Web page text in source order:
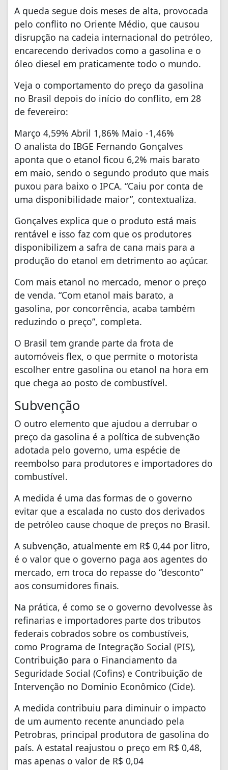
A queda segue dois meses de alta, provocada
pelo conflito no Oriente Médio, que causou
disrupção na cadeia internacional do petróleo,
encarecendo derivados como a gasolina e o
óleo diesel em praticamente todo o mundo.
Veja o comportamento do preço da gasolina
no Brasil depois do início do conflito, em 28
de fevereiro:
Março 4,59% Abril 1,86% Maio -1,46%
O analista do IBGE Fernando Gonçalves
aponta que o etanol ficou 6,2% mais barato
em maio, sendo o segundo produto que mais
puxou para baixo o IPCA. “Caiu por conta de
uma disponibilidade maior”, contextualiza.
Gonçalves explica que o produto está mais
rentável e isso faz com que os produtores
disponibilizem a safra de cana mais para a
produção do etanol em detrimento ao açúcar.
Com mais etanol no mercado, menor o preço
de venda. “Com etanol mais barato, a
gasolina, por concorrência, acaba também
reduzindo o preço”, completa.
O Brasil tem grande parte da frota de
automóveis flex, o que permite o motorista
escolher entre gasolina ou etanol na hora em
que chega ao posto de combustível.
Subvenção
O outro elemento que ajudou a derrubar o
preço da gasolina é a política de subvenção
adotada pelo governo, uma espécie de
reembolso para produtores e importadores do
combustível.
A medida é uma das formas de o governo
evitar que a escalada no custo dos derivados
de petróleo cause choque de preços no Brasil.
A subvenção, atualmente em R$ 0,44 por litro,
é o valor que o governo paga aos agentes do
mercado, em troca do repasse do “desconto”
aos consumidores finais.
Na prática, é como se o governo devolvesse às
refinarias e importadores parte dos tributos
federais cobrados sobre os combustíveis,
como Programa de Integração Social (PIS),
Contribuição para o Financiamento da
Seguridade Social (Cofins) e Contribuição de
Intervenção no Domínio Econômico (Cide).
A medida contribuiu para diminuir o impacto
de um aumento recente anunciado pela
Petrobras, principal produtora de gasolina do
país. A estatal reajustou o preço em R$ 0,48,
mas apenas o valor de R$ 0,04